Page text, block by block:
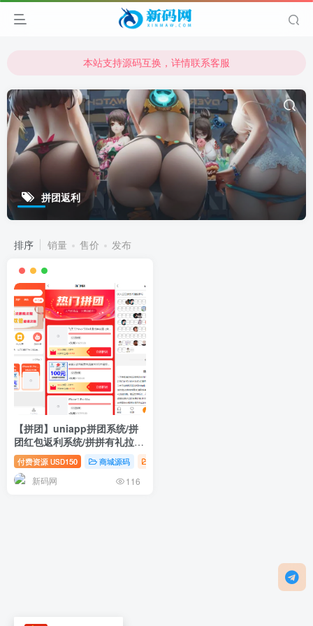
本站支持源码互换，详情联系客服
本站支持源码互换，详情联系客服
拼团返利
排序 销量 售价 发布
【拼团】uniapp拼团系统/拼
团红包返利系统/拼拼有礼拉新
商城
付费资源 USD150 商城源码
新码网 116